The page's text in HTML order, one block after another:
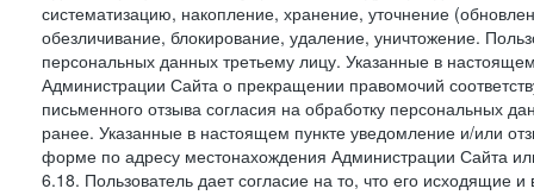
систематизацию, накопление, хранение, уточнение
обезличивание, блокирование, удаление, уничтожение.
персональных данных третьему лицу. Указанные в
Администрации Сайта о прекращении правомочий
письменного отзыва согласия на обработку персональных
ранее. Указанные в настоящем пункте уведомление и/или
форме по адресу местонахождения Администрации Сайта
6.18. Пользователь дает согласие на то, что его исходящие